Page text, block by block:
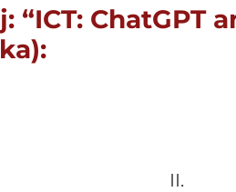
ChatGPT
II.